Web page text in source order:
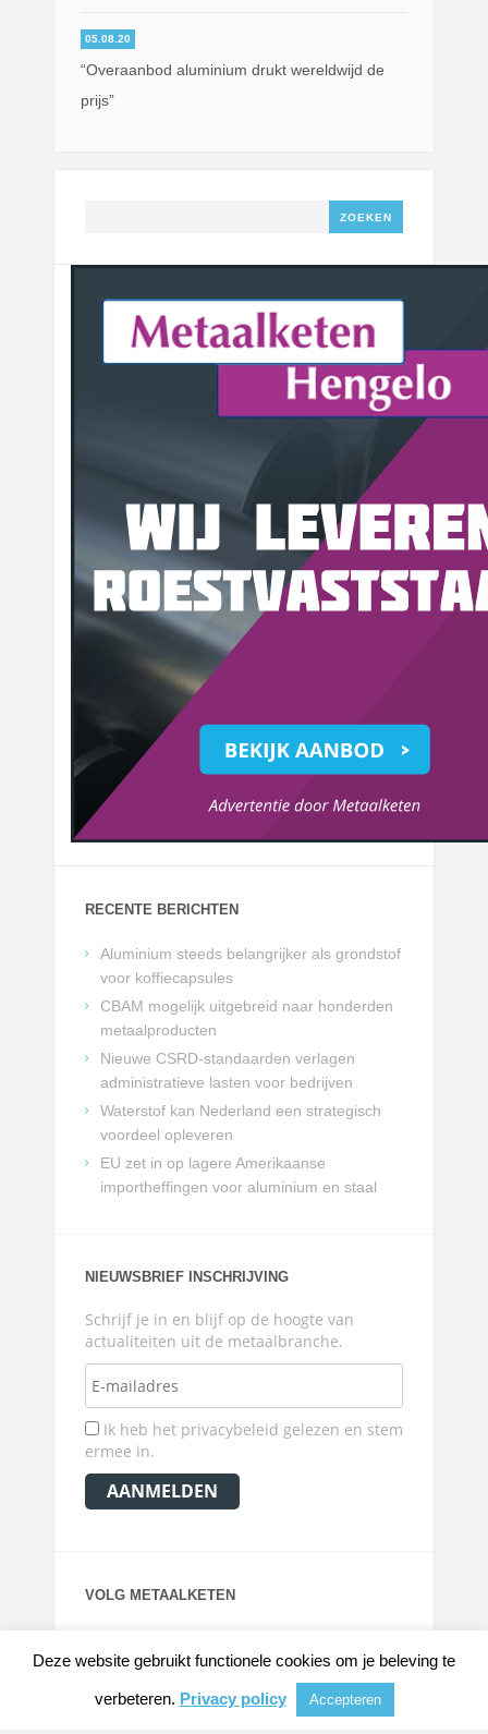
05.08.20
“Overaanbod aluminium drukt wereldwijd de
prijs”
RECENTE BERICHTEN
Aluminium steeds belangrijker als grondstof
voor koffiecapsules
CBAM mogelijk uitgebreid naar honderden
metaalproducten
Nieuwe CSRD-standaarden verlagen
administratieve lasten voor bedrijven
Waterstof kan Nederland een strategisch
voordeel opleveren
EU zet in op lagere Amerikaanse
importheffingen voor aluminium en staal
NIEUWSBRIEF INSCHRIJVING
Schrijf je in en blijf op de hoogte van
actualiteiten uit de metaalbranche.
Ik heb het privacybeleid gelezen en stem
ermee in.
VOLG METAALKETEN
Deze website gebruikt functionele cookies om je beleving te
verbeteren. Privacy policy Accepteren